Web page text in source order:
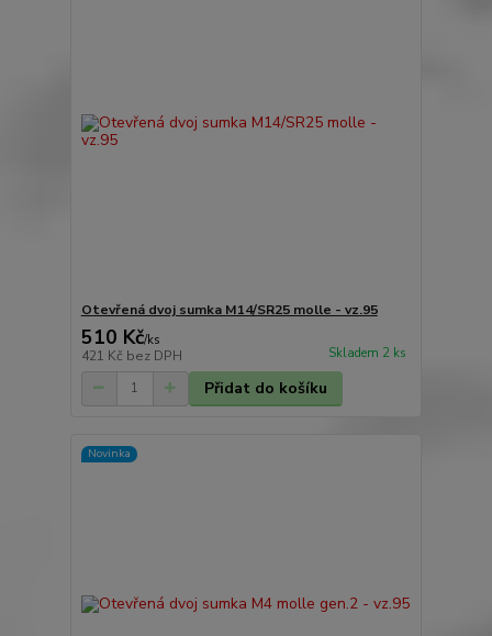
Otevřená dvoj sumka M14/SR25 molle - vz.95
510 Kč/ks
421 Kč bez DPH Skladem 2 ks
Přidat do košíku
Novinka